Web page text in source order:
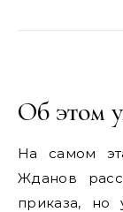
Об этом
На самом
Жданов
приказа, но